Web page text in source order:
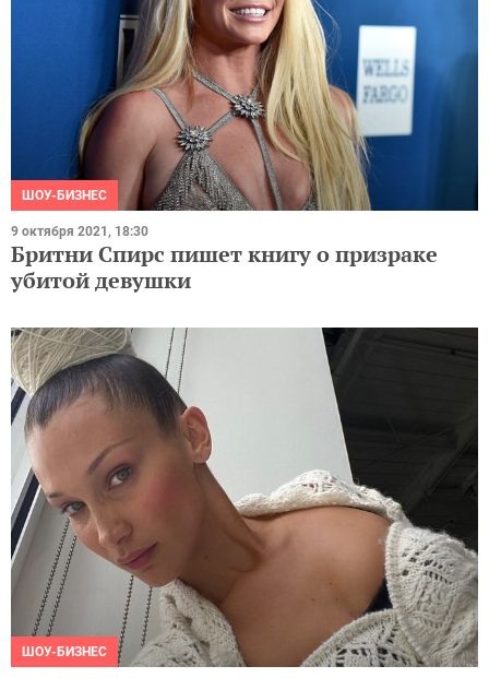
ШОУ-БИЗНЕС
9 октября 2021, 18:30
Бритни Спирс пишет книгу о призраке
убитой девушки
ШОУ-БИЗНЕС